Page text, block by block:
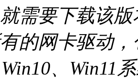
需要下载该
的网卡驱动
、Win11